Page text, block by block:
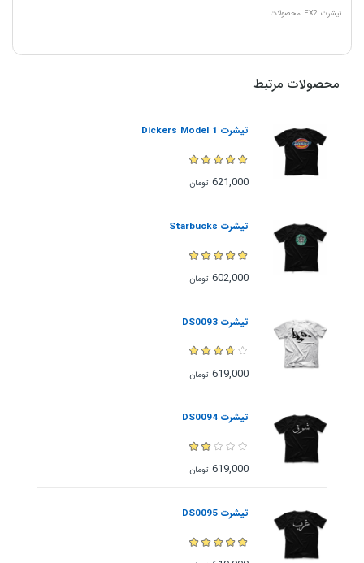
تیشرت EX2 محصولات
محصولات مرتبط
تیشرت Dickers Model 1
621,000 تومان
تیشرت Starbucks
602,000 تومان
تیشرت DS0093
619,000 تومان
تیشرت DS0094
619,000 تومان
تیشرت DS0095